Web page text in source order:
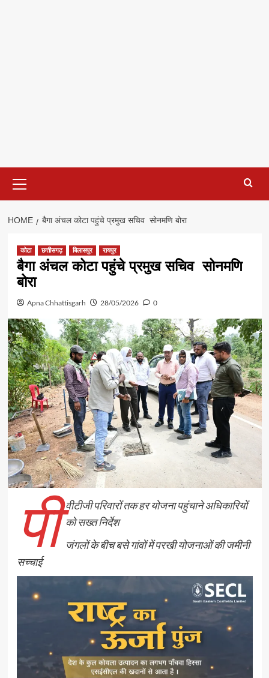
Menu
HOME बैगा अंचल कोटा पहुंचे प्रमुख सचिव सोनमणि बोरा
कोटा छत्तीसगढ़ बिलासपुर रायपुर
बैगा अंचल कोटा पहुंचे प्रमुख सचिव सोनमणि
बोरा
Apna Chhattisgarh 28/05/2026 0
पी वीटीजी परिवारों तक हर योजना पहुंचाने अधिकारियों
को सख्त निर्देश
जंगलों के बीच बसे गांवों में परखी योजनाओं की जमीनी
सच्चाई